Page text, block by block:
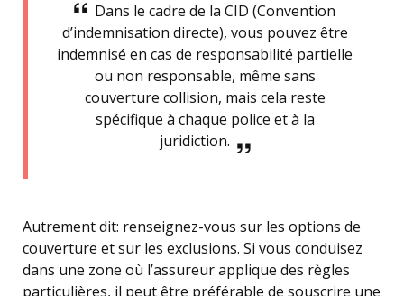
Dans le cadre de la CID (Convention
d’indemnisation directe), vous pouvez être
indemnisé en cas de responsabilité partielle
ou non responsable, même sans
couverture collision, mais cela reste
spécifique à chaque police et à la
juridiction.
Autrement dit: renseignez-vous sur les options de
couverture et sur les exclusions. Si vous conduisez
dans une zone où l’assureur applique des règles
particulières, il peut être préférable de souscrire une